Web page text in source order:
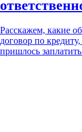
Расскажем, какие
договор по
пришлось